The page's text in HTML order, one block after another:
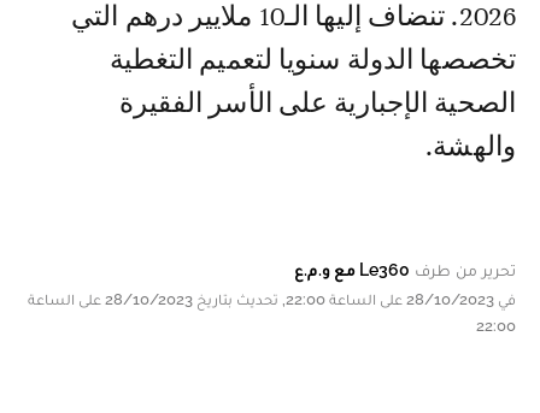
2026. تنضاف إليها الـ10 ملايير درهم التي
تخصصها الدولة سنويا لتعميم التغطية
الصحية الإجبارية على الأسر الفقيرة
والهشة.
تحرير من طرف Le360 مع و.م.ع
في 28/10/2023 على الساعة 22:00, تحديث بتاريخ 28/10/2023 على الساعة
22:00